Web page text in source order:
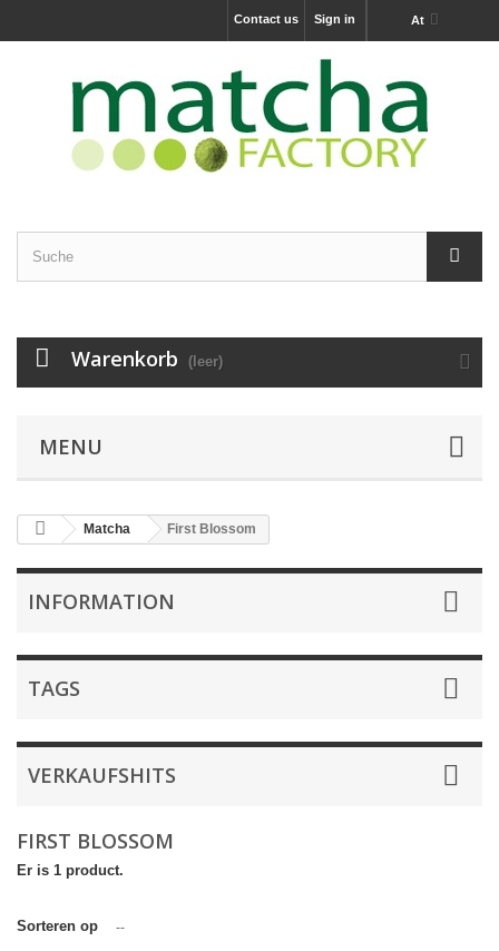
At
Sign in
Contact us
Warenkorb (leer)
MENU
Matcha First Blossom
INFORMATION
TAGS
VERKAUFSHITS
FIRST BLOSSOM
Er is 1 product.
Sorteren op --